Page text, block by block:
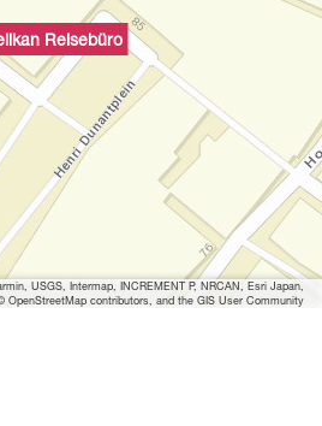
l
d
ö
f
n
Reisebüro
USGS, Intermap, INCREMENT P, NRCAN, Esri Japan,
OpenStreetMap contributors, and the GIS User Community